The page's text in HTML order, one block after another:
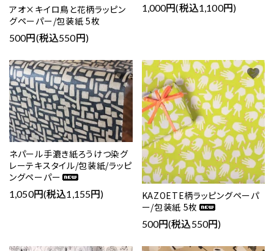
アオ×キイロ鳥と花柄ラッピン
グペーパー/包装紙 5枚
500円(税込550円)
1,000円(税込1,100円)
ネパール手漉き紙ろうけつ染グ
レーテキスタイル/包装紙/ラッピ
ングペーパー
1,050円(税込1,155円)
favorite
KAZOETE柄ラッピングペーパ
ー/包装紙 5枚
500円(税込550円)
favorite